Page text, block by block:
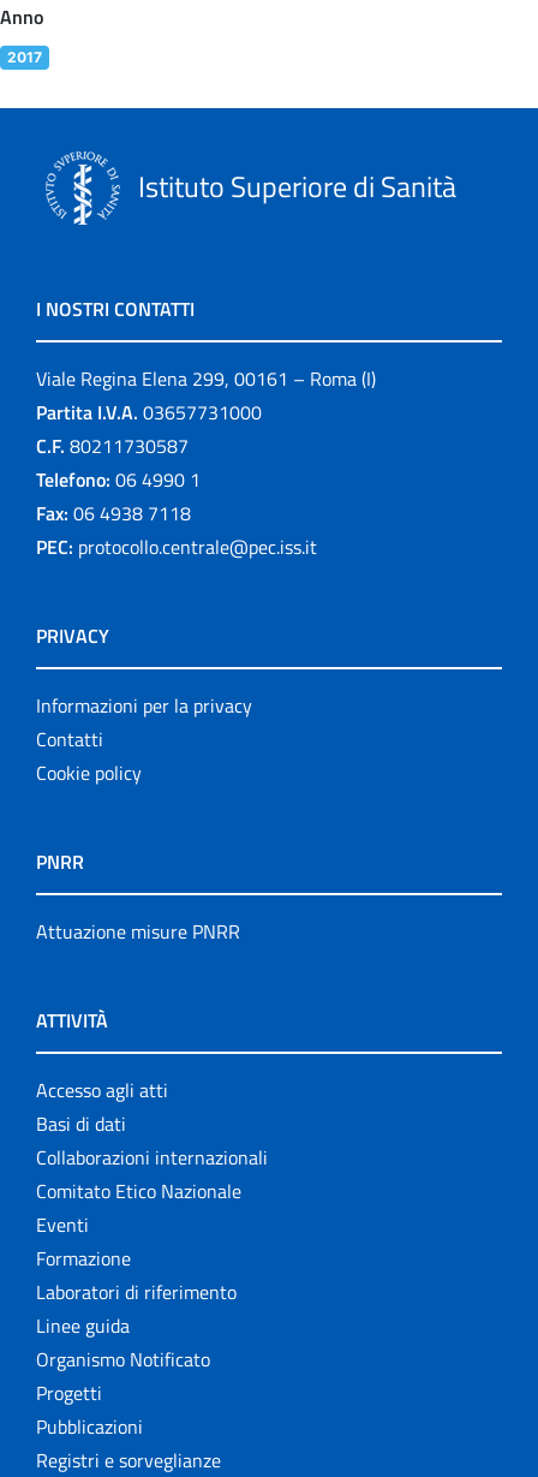
Anno
2017
Istituto Superiore di Sanità
I NOSTRI CONTATTI
Viale Regina Elena 299, 00161 – Roma (I)
Partita I.V.A. 03657731000
C.F. 80211730587
Telefono: 06 4990 1
Fax: 06 4938 7118
PEC: protocollo.centrale@pec.iss.it
PRIVACY
Informazioni per la privacy
Contatti
Cookie policy
PNRR
Attuazione misure PNRR
ATTIVITÀ
Accesso agli atti
Basi di dati
Collaborazioni internazionali
Comitato Etico Nazionale
Eventi
Formazione
Laboratori di riferimento
Linee guida
Organismo Notificato
Progetti
Pubblicazioni
Registri e sorveglianze